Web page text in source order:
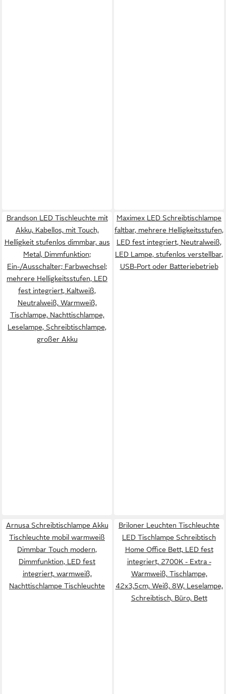
Brandson LED Tischleuchte mit
Akku, Kabellos, mit Touch,
Helligkeit stufenlos dimmbar, aus
Metal, Dimmfunktion;
Ein-/Ausschalter; Farbwechsel;
mehrere Helligkeitsstufen, LED
fest integriert, Kaltweiß,
Neutralweiß, Warmweiß,
Tischlampe, Nachttischlampe,
Leselampe, Schreibtischlampe,
großer Akku
Maximex LED Schreibtischlampe
faltbar, mehrere Helligkeitsstufen,
LED fest integriert, Neutralweiß,
LED Lampe, stufenlos verstellbar,
USB-Port oder Batteriebetrieb
Arnusa Schreibtischlampe Akku
Tischleuchte mobil warmweiß
Dimmbar Touch modern,
Dimmfunktion, LED fest
integriert, warmweiß,
Nachttischlampe Tischleuchte
Briloner Leuchten Tischleuchte
LED Tischlampe Schreibtisch
Home Office Bett, LED fest
integriert, 2700K - Extra -
Warmweiß, Tischlampe,
42x3,5cm, Weiß, 8W, Leselampe,
Schreibtisch, Büro, Bett